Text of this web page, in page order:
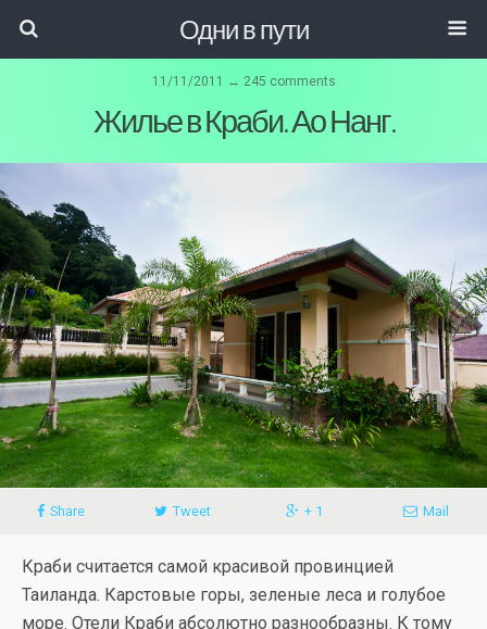
Одни в пути
11/11/2011 ↔ 245 comments
Жилье в Краби. Ао Нанг.
Share Tweet + 1 Mail
Краби считается самой красивой провинцией
Таиланда. Карстовые горы, зеленые леса и голубое
море. Отели Краби абсолютно разнообразны. К тому